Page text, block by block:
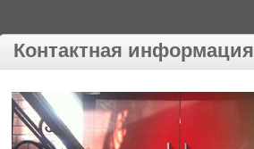
Контактная информация